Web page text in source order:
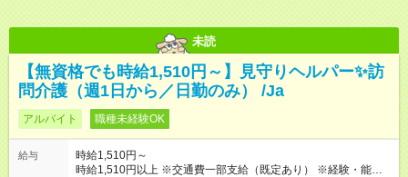
未読
【無資格でも時給1,510円～】見守りヘルパー✨訪
問介護（週1日から／日勤のみ） /Ja
アルバイト 職種未経験OK
給与
時給1,510円～
時給1,510円以上 ※交通費一部支給（既定あり） ※経験・能力を